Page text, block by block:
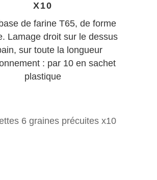
X10
de farine T65, de forme
Lamage droit sur le dessus
sur toute la longueur
: par 10 en sachet
plastique